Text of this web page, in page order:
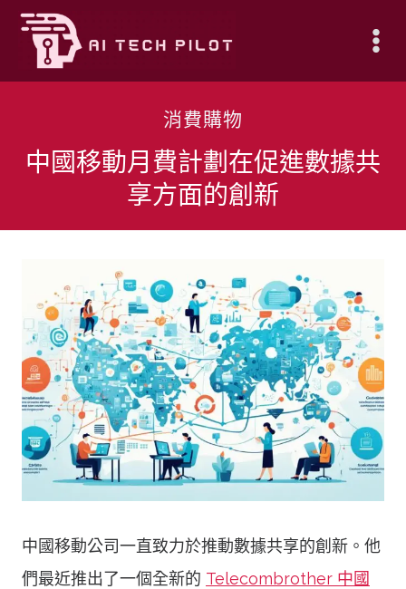
Skip
content
消費購物
中國移動月費計劃在促進數據共
享方面的創新
中國移動公司一直致力於推動數據共享的創新。他
們最近推出了一個全新的 Telecombrother 中國